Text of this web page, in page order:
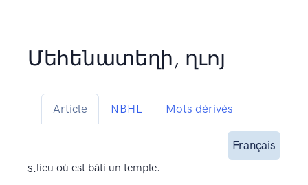
Մեհենատեղի, ղւոյ
Article NBHL Mots dérivés
Français
s.lieu où est bâti un temple.